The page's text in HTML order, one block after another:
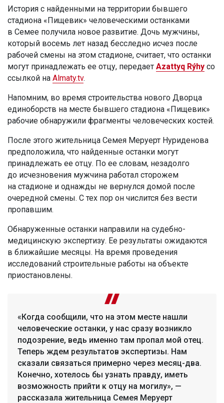
История с найденными на территории бывшего
стадиона «Пищевик» человеческими останками
в Семее получила новое развитие. Дочь мужчины,
который восемь лет назад бесследно исчез после
рабочей смены на этом стадионе, считает, что останки
могут принадлежать ее отцу, передает Azattyq Rýhy со
ссылкой на Almaty.tv.
Напомним, во время строительства нового Дворца
единоборств на месте бывшего стадиона «Пищевик»
рабочие обнаружили фрагменты человеческих костей.
После этого жительница Семея Меруерт Нуриденова
предположила, что найденные останки могут
принадлежать ее отцу. По ее словам, незадолго
до исчезновения мужчина работал сторожем
на стадионе и однажды не вернулся домой после
очередной смены. С тех пор он числится без вести
пропавшим.
Обнаруженные останки направили на судебно-
медицинскую экспертизу. Ее результаты ожидаются
в ближайшие месяцы. На время проведения
исследований строительные работы на объекте
приостановлены.
«Когда сообщили, что на этом месте нашли
человеческие останки, у нас сразу возникло
подозрение, ведь именно там пропал мой отец.
Теперь ждем результатов экспертизы. Нам
сказали связаться примерно через месяц-два.
Конечно, хотелось бы узнать правду, иметь
возможность прийти к отцу на могилу», —
рассказала жительница Семея Меруерт